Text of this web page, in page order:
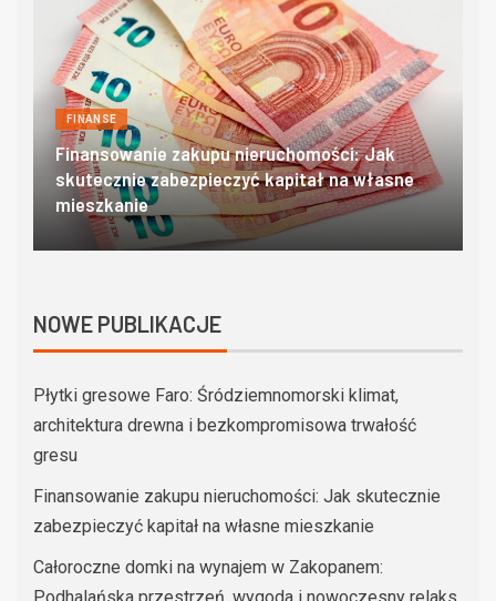
FINANSE
Domki w zakopanem – poznaj góralski klimat w
najlepszym wydaniu
NOWE PUBLIKACJE
Płytki gresowe Faro: Śródziemnomorski klimat,
architektura drewna i bezkompromisowa trwałość
gresu
Finansowanie zakupu nieruchomości: Jak skutecznie
zabezpieczyć kapitał na własne mieszkanie
Całoroczne domki na wynajem w Zakopanem:
Podhalańska przestrzeń, wygoda i nowoczesny relaks